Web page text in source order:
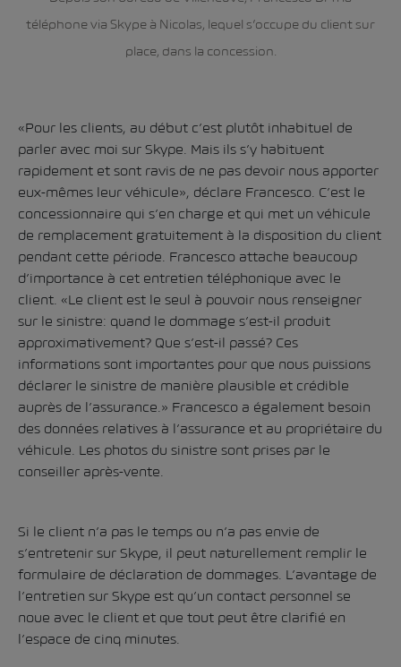
téléphone via Skype à Nicolas, lequel s’occupe du client sur
place, dans la concession.
«Pour les clients, au début c’est plutôt inhabituel de
parler avec moi sur Skype. Mais ils s’y habituent
rapidement et sont ravis de ne pas devoir nous apporter
eux-mêmes leur véhicule», déclare Francesco. C’est le
concessionnaire qui s’en charge et qui met un véhicule
de remplacement gratuitement à la disposition du client
pendant cette période. Francesco attache beaucoup
d’importance à cet entretien téléphonique avec le
client. «Le client est le seul à pouvoir nous renseigner
sur le sinistre: quand le dommage s’est-il produit
approximativement? Que s’est-il passé? Ces
informations sont importantes pour que nous puissions
déclarer le sinistre de manière plausible et crédible
auprès de l’assurance.» Francesco a également besoin
des données relatives à l’assurance et au propriétaire du
véhicule. Les photos du sinistre sont prises par le
conseiller après-vente.
Si le client n’a pas le temps ou n’a pas envie de
s’entretenir sur Skype, il peut naturellement remplir le
formulaire de déclaration de dommages. L’avantage de
l’entretien sur Skype est qu’un contact personnel se
noue avec le client et que tout peut être clarifié en
l’espace de cinq minutes.